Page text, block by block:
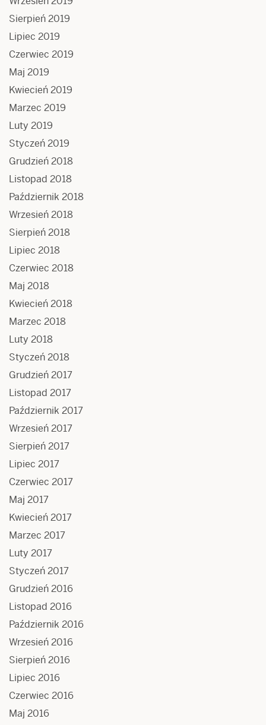
Sierpień 2019
Lipiec 2019
Czerwiec 2019
Maj 2019
Kwiecień 2019
Marzec 2019
Luty 2019
Styczeń 2019
Grudzień 2018
Listopad 2018
Październik 2018
Wrzesień 2018
Sierpień 2018
Lipiec 2018
Czerwiec 2018
Maj 2018
Kwiecień 2018
Marzec 2018
Luty 2018
Styczeń 2018
Grudzień 2017
Listopad 2017
Październik 2017
Wrzesień 2017
Sierpień 2017
Lipiec 2017
Czerwiec 2017
Maj 2017
Kwiecień 2017
Marzec 2017
Luty 2017
Styczeń 2017
Grudzień 2016
Listopad 2016
Październik 2016
Wrzesień 2016
Sierpień 2016
Lipiec 2016
Czerwiec 2016
Maj 2016